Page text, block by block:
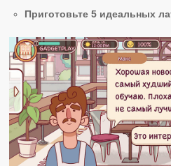
Приготовьте 5 идеальных